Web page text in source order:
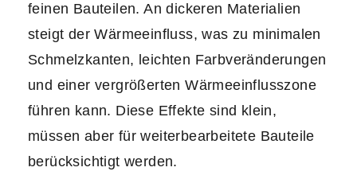
feinen Bauteilen. An dickeren Materialien
steigt der Wärmeeinfluss, was zu minimalen
Schmelzkanten, leichten Farbveränderungen
und einer vergrößerten Wärmeeinflusszone
führen kann. Diese Effekte sind klein,
müssen aber für weiterbearbeitete Bauteile
berücksichtigt werden.